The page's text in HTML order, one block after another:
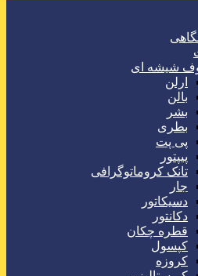
شیشه ای
ارلن
بالن
بشر
بطری
پی پت
پیپتور
تانک کروماتوگرافی
جار
دسیکاتور
دکانتور
قطره چکان
کپسول
کروزه